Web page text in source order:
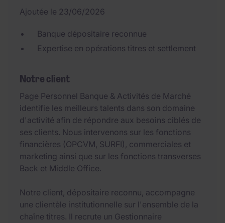
Ajoutée le 23/06/2026
Banque dépositaire reconnue
Expertise en opérations titres et settlement
Notre client
Page Personnel Banque & Activités de Marché
identifie les meilleurs talents dans son domaine
d'activité afin de répondre aux besoins ciblés de
ses clients. Nous intervenons sur les fonctions
financières (OPCVM, SURFI), commerciales et
marketing ainsi que sur les fonctions transverses
Back et Middle Office.
Notre client, dépositaire reconnu, accompagne
une clientèle institutionnelle sur l'ensemble de la
chaîne titres. Il recrute un Gestionnaire